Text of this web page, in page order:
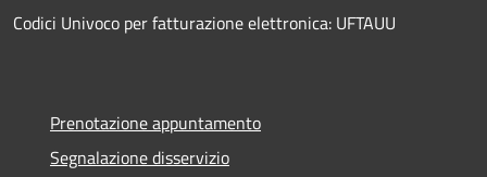
Codici Univoco per fatturazione elettronica: UFTAUU
Prenotazione appuntamento
Segnalazione disservizio